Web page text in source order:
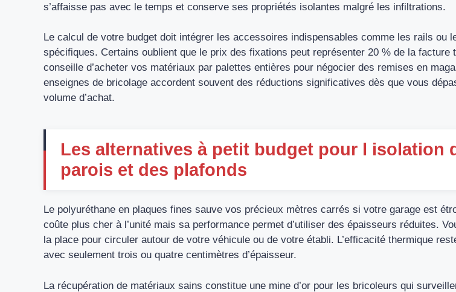
s’affaisse pas avec le temps et conserve ses propriétés isolantes malgré les infiltrations.
Le calcul de votre budget doit intégrer les accessoires indispensables comme les rails ou
spécifiques. Certains oublient que le prix des fixations peut représenter 20 % de la facture
conseille d’acheter vos matériaux par palettes entières pour négocier des remises en
enseignes de bricolage accordent souvent des réductions significatives dès que vous
volume d’achat.
Les alternatives à petit budget pour l isolation
parois et des plafonds
Le polyuréthane en plaques fines sauve vos précieux mètres carrés si votre garage est
coûte plus cher à l’unité mais sa performance permet d’utiliser des épaisseurs réduites.
la place pour circuler autour de votre véhicule ou de votre établi. L’efficacité thermique
avec seulement trois ou quatre centimètres d’épaisseur.
La récupération de matériaux sains constitue une mine d’or pour les bricoleurs qui